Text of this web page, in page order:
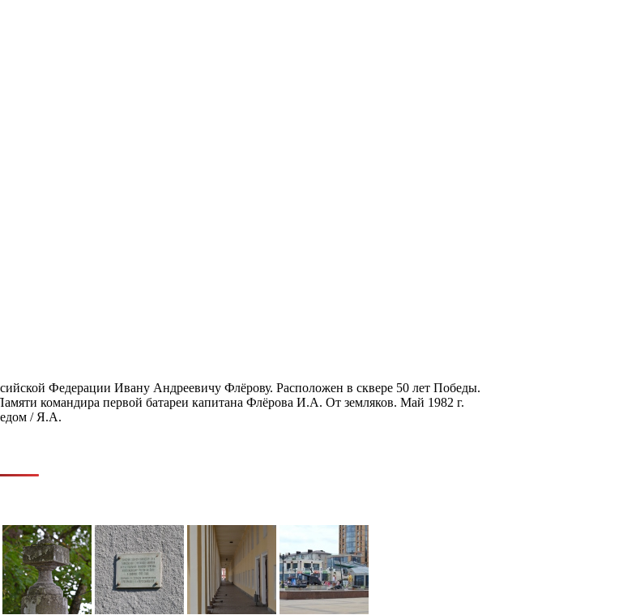
Федерации Ивану Андреевичу Флёрову. Расположен в сквере 50 лет Победы.
командира первой батареи капитана Флёрова И.А. От земляков. Май 1982 г.
/ Я.А.